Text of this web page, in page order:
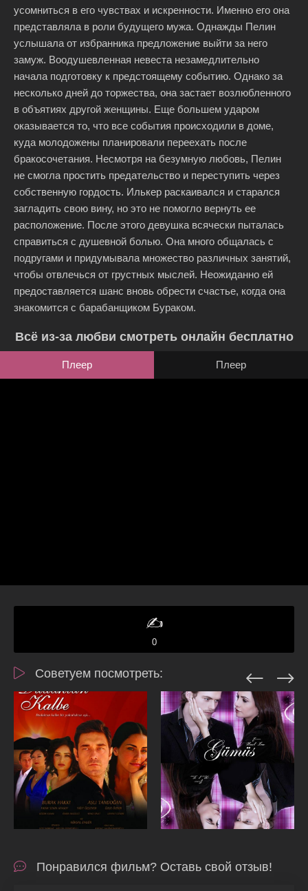
усомниться в его чувствах и искренности. Именно его она
представляла в роли будущего мужа. Однажды Пелин
услышала от избранника предложение выйти за него
замуж. Воодушевленная невеста незамедлительно
начала подготовку к предстоящему событию. Однако за
несколько дней до торжества, она застает возлюбленного
в объятиях другой женщины. Еще большем ударом
оказывается то, что все события происходили в доме,
куда молодожены планировали переехать после
бракосочетания. Несмотря на безумную любовь, Пелин
не смогла простить предательство и переступить через
собственную гордость. Илькер раскаивался и старался
загладить свою вину, но это не помогло вернуть ее
расположение. После этого девушка всячески пыталась
справиться с душевной болью. Она много общалась с
подругами и придумывала множество различных занятий,
чтобы отвлечься от грустных мыслей. Неожиданно ей
предоставляется шанс вновь обрести счастье, когда она
знакомится с барабанщиком Бураком.
Всё из-за любви смотреть онлайн бесплатно
Плеер Плеер
✍️
0
Советуем посмотреть:
Понравился фильм? Оставь свой отзыв!